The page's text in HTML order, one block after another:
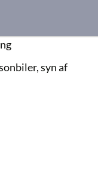
syn af